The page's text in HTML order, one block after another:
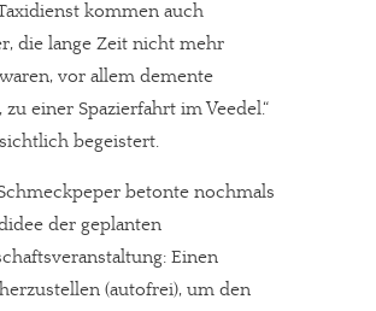
kommen auch
die lange Zeit nicht mehr
vor allem demente
zu einer Spazierfahrt im Veedel.“
begeistert.
betonte nochmals
der geplanten
Einen
(autofrei), um den